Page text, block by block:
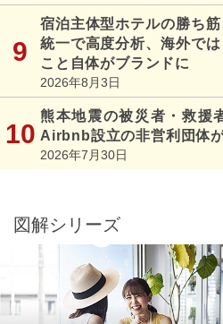
宿泊主体型ホテルの勝ち
統一で高度分析、海外で
こと自体がブランドに
2026年8月3日
熊本地震の被災者・救援
Airbnb設立の非営利団体
2026年7月30日
図解シリーズ